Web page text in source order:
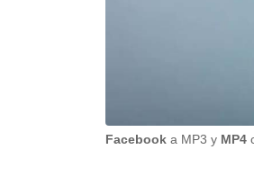
Facebook a MP3 y MP4